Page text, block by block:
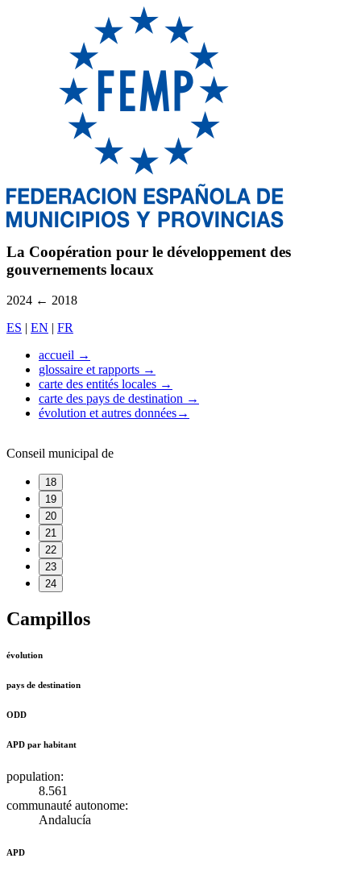
La Coopération pour le développement des
gouvernements locaux
2024 ← 2018
ES | EN | FR
accueil →
glossaire et rapports →
carte des entités locales →
carte des pays de destination →
évolution et autres données→
Conseil municipal de
18
19
20
21
22
23
24
Campillos
évolution
pays de destination
ODD
APD par habitant
population:
8.561
communauté autonome:
Andalucía
APD